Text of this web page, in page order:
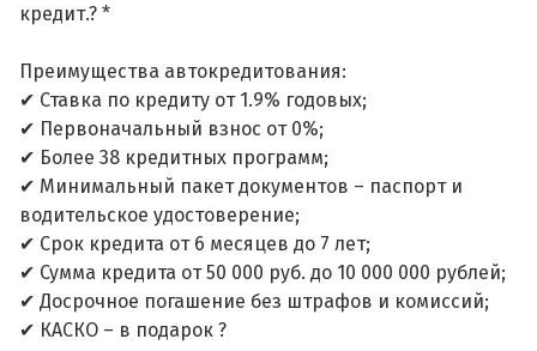
кредит.? *
Преимущества автокредитования:
✔ Ставка по кредиту от 1.9% годовых;
✔ Первоначальный взнос от 0%;
✔ Более 38 кредитных программ;
✔ Минимальный пакет документов – паспорт и
водительское удостоверение;
✔ Срок кредита от 6 месяцев до 7 лет;
✔ Сумма кредита от 50 000 руб. до 10 000 000 рублей;
✔ Досрочное погашение без штрафов и комиссий;
✔ КАСКО – в подарок ?